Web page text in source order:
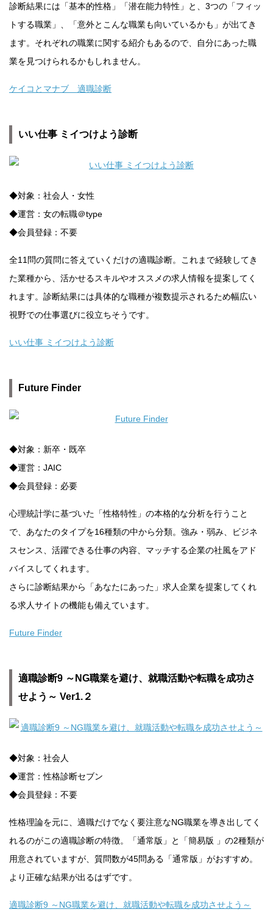
診断結果には「基本的性格」「潜在能力特性」と、3つの「フィッ
トする職業」、「意外とこんな職業も向いているかも」が出てき
ます。それぞれの職業に関する紹介もあるので、自分にあった職
業を見つけられるかもしれません。
ケイコとマナブ 適職診断
いい仕事 ミイつけよう診断
◆対象：社会人・女性
◆運営：女の転職＠type
◆会員登録：不要
全11問の質問に答えていくだけの適職診断。これまで経験してき
た業種から、活かせるスキルやオススメの求人情報を提案してく
れます。診断結果には具体的な職種が複数提示されるため幅広い
視野での仕事選びに役立ちそうです。
いい仕事 ミイつけよう診断
Future Finder
◆対象：新卒・既卒
◆運営：JAIC
◆会員登録：必要
心理統計学に基づいた「性格特性」の本格的な分析を行うこと
で、あなたのタイプを16種類の中から分類。強み・弱み、ビジネ
スセンス、活躍できる仕事の内容、マッチする企業の社風をアド
バイスしてくれます。
さらに診断結果から「あなたにあった」求人企業を提案してくれ
る求人サイトの機能も備えています。
Future Finder
適職診断9 ～NG職業を避け、就職活動や転職を成功さ
せよう～ Ver1.２
◆対象：社会人
◆運営：性格診断セブン
◆会員登録：不要
性格理論を元に、適職だけでなく要注意なNG職業を導き出してく
れるのがこの適職診断の特徴。「通常版」と「簡易版 」の2種類が
用意されていますが、質問数が45問ある「通常版」がおすすめ。
より正確な結果が出るはずです。
適職診断9 ～NG職業を避け、就職活動や転職を成功させよう～